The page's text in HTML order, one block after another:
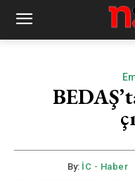
By: İC - Haber